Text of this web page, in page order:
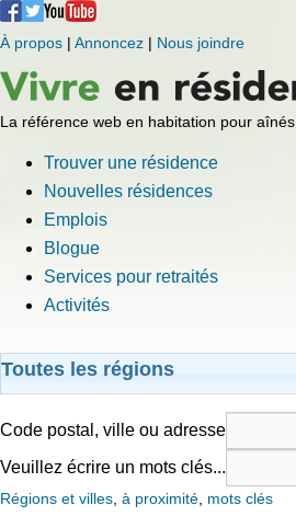
À propos | Annoncez | Nous joindre
La référence web en habitation pour aînés
Trouver une résidence
Nouvelles résidences
Emplois
Blogue
Services pour retraités
Activités
Toutes les régions
Code postal, ville ou adresse
Veuillez écrire un mots clés...
Régions et villes à proximité mots clés